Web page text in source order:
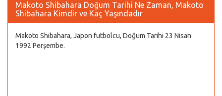
Makoto Shibahara Doğum Tarihi Ne Zaman, Makoto
Shibahara Kimdir ve Kaç Yaşındadır
Makoto Shibahara, Japon futbolcu, Doğum Tarihi 23 Nisan
1992 Perşembe.